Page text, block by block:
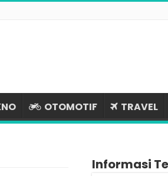
OTOMOTIF TRAVEL
Informasi